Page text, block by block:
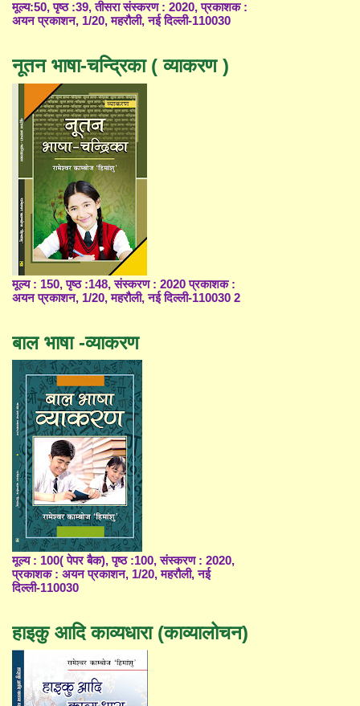
मूल्य:50, पृष्ठ :39, तीसरा संस्करण : 2020, प्रकाशक :
अयन प्रकाशन, 1/20, महरौली, नई दिल्ली-110030
नूतन भाषा-चन्द्रिका ( व्याकरण )
मूल्य : 150, पृष्ठ :148, संस्करण : 2020 प्रकाशक :
अयन प्रकाशन, 1/20, महरौली, नई दिल्ली-110030 2
बाल भाषा -व्याकरण
मूल्य : 100( पेपर बैक), पृष्ठ :100, संस्करण : 2020,
प्रकाशक : अयन प्रकाशन, 1/20, महरौली, नई
दिल्ली-110030
हाइकु आदि काव्यधारा (काव्यालोचन)